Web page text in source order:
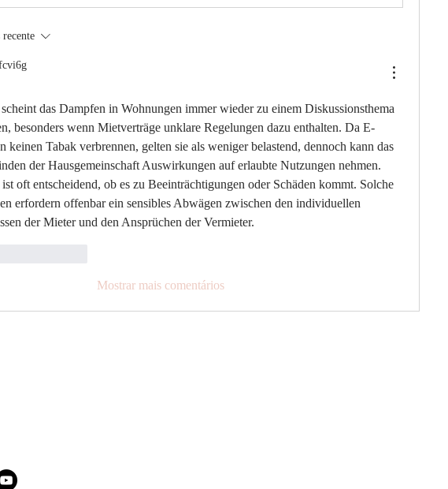
das Dampfen in Wohnungen immer wieder zu einem Diskussionsthema
besonders wenn Mietverträge unklare Regelungen dazu enthalten. Da E-
keinen Tabak verbrennen, gelten sie als weniger belastend, dennoch kann das
der Hausgemeinschaft Auswirkungen auf erlaubte Nutzungen nehmen.
oft entscheidend, ob es zu Beeinträchtigungen oder Schäden kommt. Solche
erfordern offenbar ein sensibles Abwägen zwischen den individuellen
der Mieter und den Ansprüchen der Vermieter.
Mostrar mais comentários